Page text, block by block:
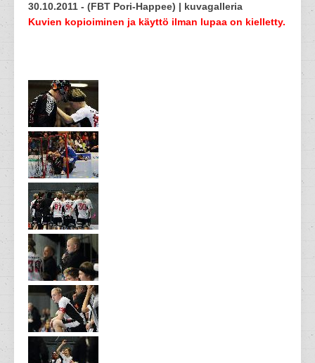
30.10.2011 - (FBT Pori-Happee) | kuvagalleria
Kuvien kopioiminen ja käyttö ilman lupaa on kielletty.